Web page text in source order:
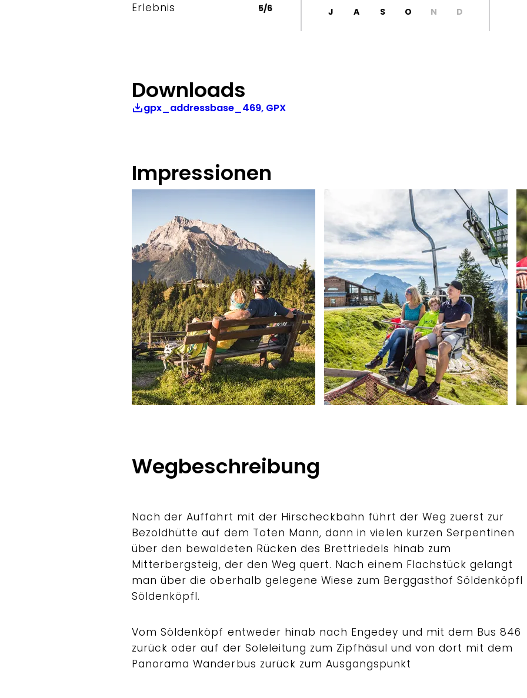
Erlebnis 5/6 J A S O N D
Downloads
gpx_addressbase_469, GPX
Impressionen
Wegbeschreibung
Nach der Auffahrt mit der Hirscheckbahn führt der Weg zuerst zur
Bezoldhütte auf dem Toten Mann, dann in vielen kurzen Serpentinen
über den bewaldeten Rücken des Brettriedels hinab zum
Mitterbergsteig, der den Weg quert. Nach einem Flachstück gelangt
man über die oberhalb gelegene Wiese zum Berggasthof Söldenköpfl
Söldenköpfl.
Vom Söldenköpf entweder hinab nach Engedey und mit dem Bus 846
zurück oder auf der Soleleitung zum Zipfhäsul und von dort mit dem
Panorama Wanderbus zurück zum Ausgangspunkt